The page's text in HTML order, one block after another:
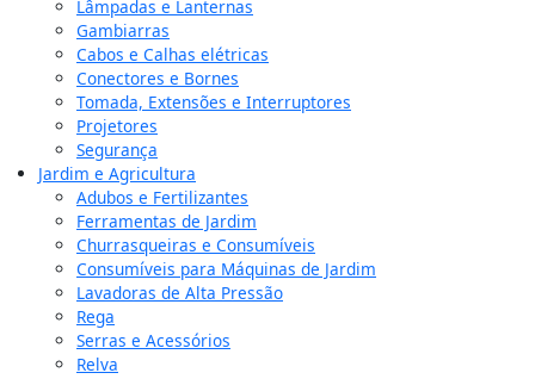
Lâmpadas e Lanternas
Gambiarras
Cabos e Calhas elétricas
Conectores e Bornes
Tomada, Extensões e Interruptores
Projetores
Segurança
Jardim e Agricultura
Adubos e Fertilizantes
Ferramentas de Jardim
Churrasqueiras e Consumíveis
Consumíveis para Máquinas de Jardim
Lavadoras de Alta Pressão
Rega
Serras e Acessórios
Relva